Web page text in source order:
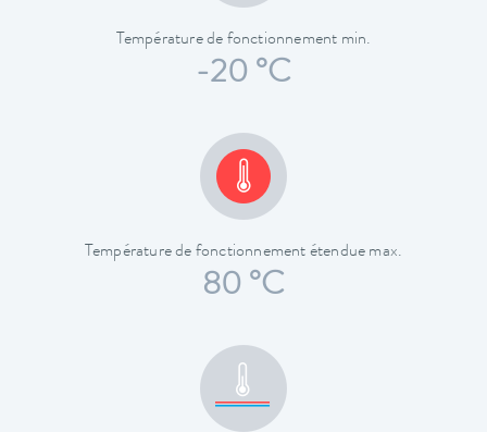
Température de fonctionnement min.
-20 °C
Température de fonctionnement étendue max.
80 °C